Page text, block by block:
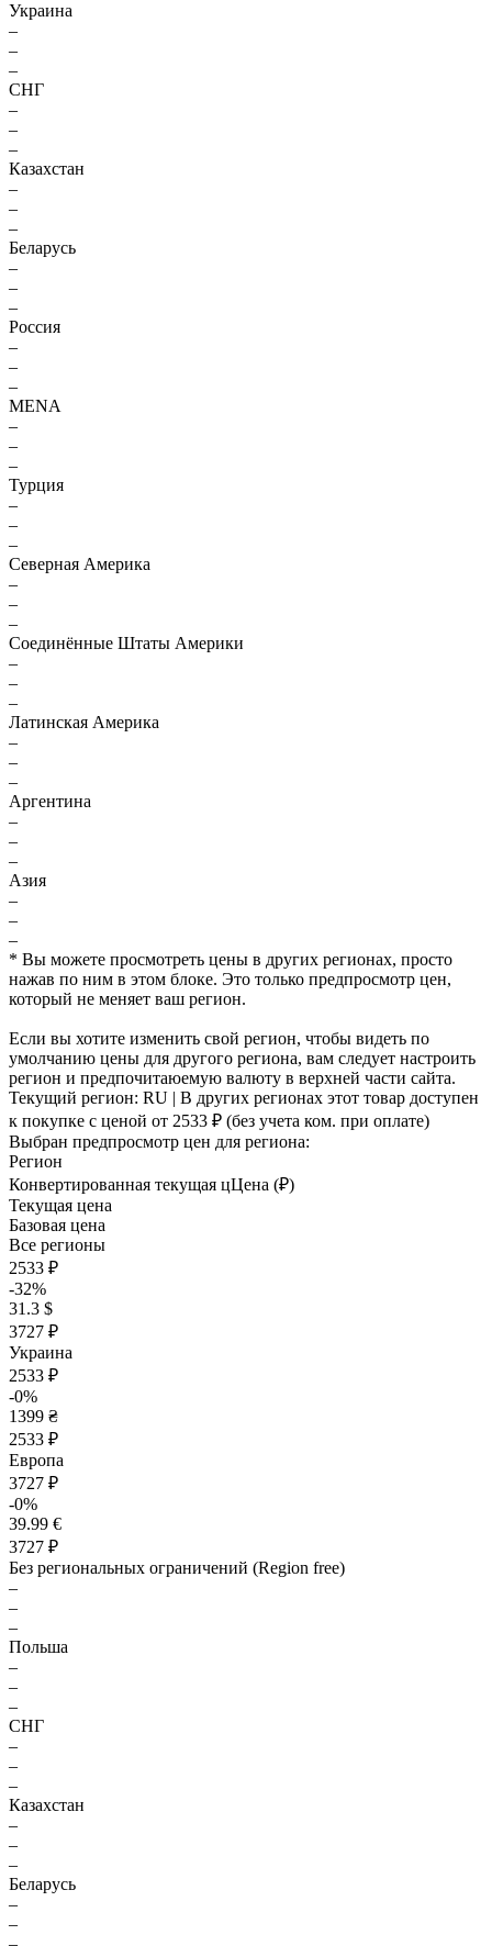
Украина
–
–
–
СНГ
–
–
–
Казахстан
–
–
–
Беларусь
–
–
–
Россия
–
–
–
MENA
–
–
–
Турция
–
–
–
Северная Америка
–
–
–
Соединённые Штаты Америки
–
–
–
Латинская Америка
–
–
–
Аргентина
–
–
–
Азия
–
–
–
* Вы можете просмотреть цены в других регионах, просто
нажав по ним в этом блоке. Это только предпросмотр цен,
который не меняет ваш регион.
Если вы хотите изменить свой регион, чтобы видеть по
умолчанию цены для другого региона, вам следует настроить
регион и предпочитаюемую валюту в верхней части сайта.
Текущий регион: RU | В других регионах этот товар доступен
к покупке с ценой от 2533 ₽ (без учета ком. при оплате)
Выбран предпросмотр цен для региона:
Регион
Конвертированная текущая цЦена (₽)
Текущая цена
Базовая цена
Все регионы
2533 ₽
-32%
31.3 $
3727 ₽
Украина
2533 ₽
-0%
1399 ₴
2533 ₽
Европа
3727 ₽
-0%
39.99 €
3727 ₽
Без региональных ограничений (Region free)
–
–
–
Польша
–
–
–
СНГ
–
–
–
Казахстан
–
–
–
Беларусь
–
–